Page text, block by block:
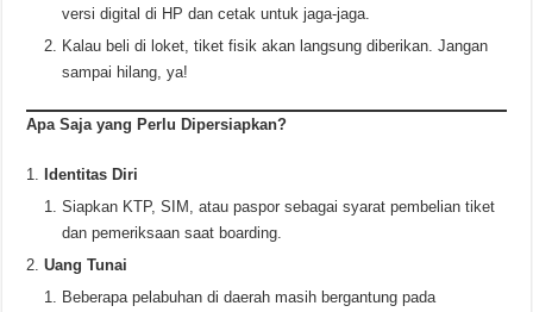
versi digital di HP dan cetak untuk jaga-jaga.
Kalau beli di loket, tiket fisik akan langsung diberikan. Jangan
sampai hilang, ya!
Apa Saja yang Perlu Dipersiapkan?
Identitas Diri
Siapkan KTP, SIM, atau paspor sebagai syarat pembelian tiket
dan pemeriksaan saat boarding.
Uang Tunai
Beberapa pelabuhan di daerah masih bergantung pada